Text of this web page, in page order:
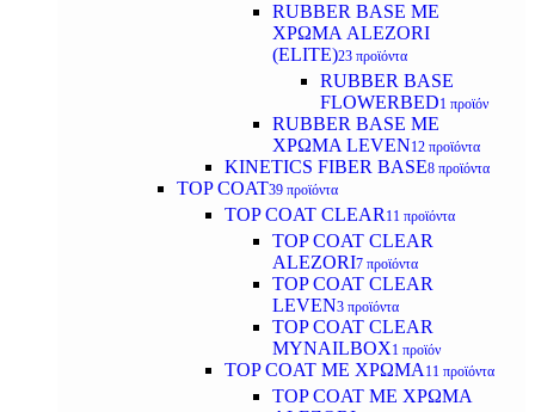
RUBBER BASE ΜΕ
ΧΡΩΜΑ ALEZORI
(ELITE)23 προϊόντα
RUBBER BASE
FLOWERBED1 προϊόν
RUBBER BASE ΜΕ
ΧΡΩΜΑ LEVEN12 προϊόντα
KINETICS FIBER BASE8 προϊόντα
TOP COAT39 προϊόντα
TOP COAT CLEAR 11 προϊόντα
TOP COAT CLEAR
ALEZORI7 προϊόντα
TOP COAT CLEAR
LEVEN3 προϊόντα
TOP COAT CLEAR
MYNAILBOX1 προϊόν
TOP COAT ΜΕ ΧΡΩΜΑ 11 προϊόντα
TOP COAT ΜΕ ΧΡΩΜΑ